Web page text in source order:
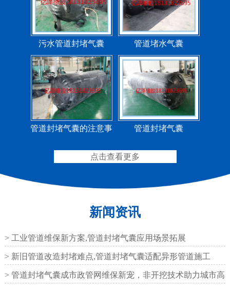
管道封堵气囊的注意事
项
管道封堵气囊
矩形板式橡胶支座 圆形板式橡胶支座
圆形四氟板橡胶支座
矩形四氟板滑动橡胶支
座
点击查看更多
新闻资讯
> 工业管道维保新方案,管道封堵气囊应用场景拓展
> 新旧管道改造封堵难点,管道封堵气囊适配异形管道施工
> 管道封堵气囊成市政管网维保新宠，非开挖技术助力城市高